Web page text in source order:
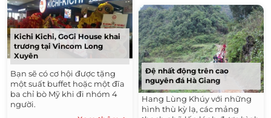
Kichi Kichi, GoGi House khai
trương tại Vincom Long
Xuyên
Bạn sẽ có cơ hội được tặng
một suất buffet hoặc một đĩa
ba chỉ bò Mỹ khi đi nhóm 4
người.
Đệ nhất động trên cao
nguyên đá Hà Giang
Hang Lùng Khúy với những
hình thù kỳ lạ, các mảng